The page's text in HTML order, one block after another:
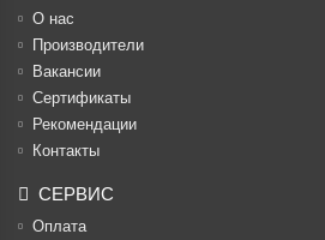
О нас
Производители
Вакансии
Cертификаты
Рекомендации
Контакты
СЕРВИС
Оплата